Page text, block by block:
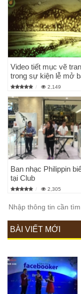
Video tiết mục vẽ
trong sự kiện lễ mở
2,149
Ban nhạc Philippin
tại Club
2,305
BÀI VIẾT MỚI